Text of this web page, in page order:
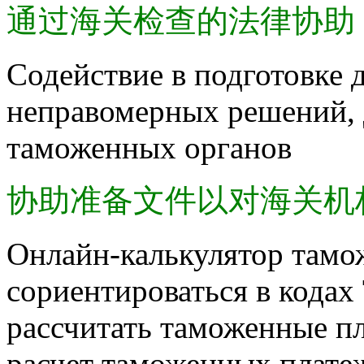
通过海关检查的法律协助
Содействие в подготовке
неправомерных решений,
таможенных органов
协助准备文件以对海关
Онлайн-калькулятор
сориентироваться в
рассчитать таможенные